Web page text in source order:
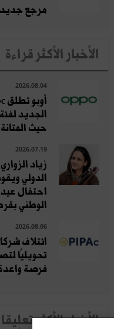
مرجع جديد
الأخبار الأكثر قراءة
2026.08.04
الجديد
حيث
2026.07.19
زياد
احتفال
الوطني
2026.08.06
ائتلاف
تحويليًا
فرصة
الأخبار الأكثر تعلِيقا